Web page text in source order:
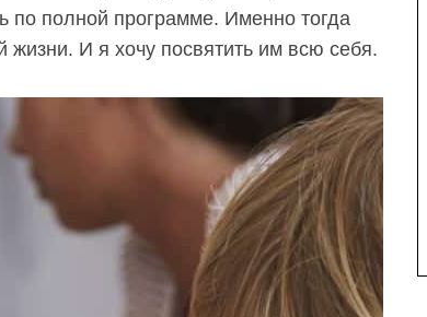
полной программе. Именно тогда
жизни. И я хочу посвятить им всю себя.